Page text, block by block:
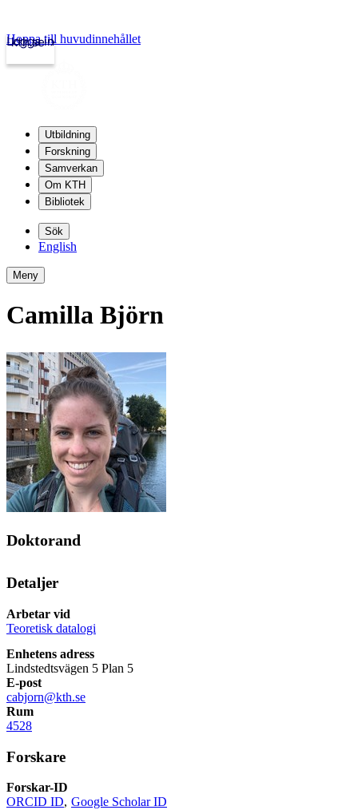
kth.se
Logga in
Hoppa till huvudinnehållet
Utbildning
Forskning
Samverkan
Om KTH
Bibliotek
Sök
English
Meny
Camilla Björn
Doktorand
Detaljer
Arbetar vid
Teoretisk datalogi
Enhetens adress
Lindstedtsvägen 5 Plan 5
E-post
cabjorn@kth.se
Rum
4528
Forskare
Forskar-ID
ORCID ID Google Scholar ID